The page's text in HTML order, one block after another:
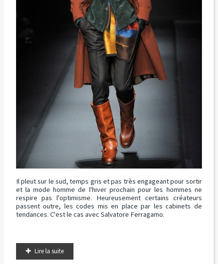
Il pleut sur le sud, temps gris et pas très engageant pour sortir
et la mode homme de l'hiver prochain pour les hommes ne
respire pas l'optimisme. Heureusement certains créateurs
passent outre, les codes mis en place par les cabinets de
tendances. C'est le cas avec Salvatore Ferragamo.
Lire la suite